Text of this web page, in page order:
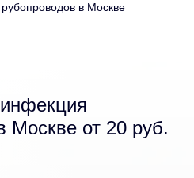
в Москве
Москве от 20 руб.